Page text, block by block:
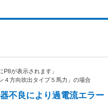
が表示されます」
４方向吹出タイプ５馬力」の場合
不良により過電流エラー